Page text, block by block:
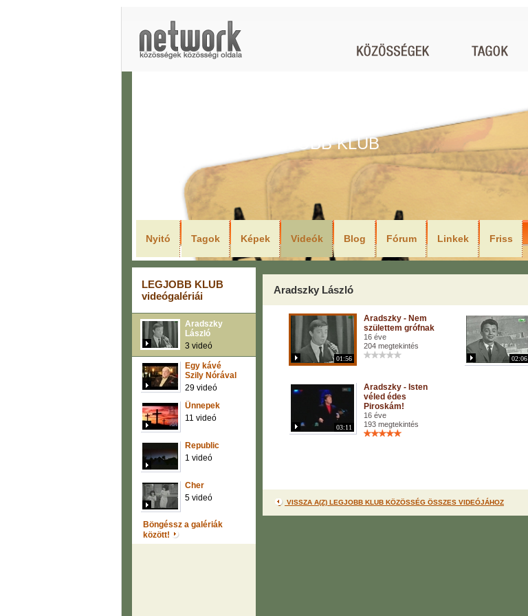
LEGJOBB KLUB
Nyitó Tagok Képek Videók Blog Fórum Linkek Friss
LEGJOBB KLUB
videógalériái
Aradszky
László
3 videó
Egy kávé
Szily Nórával
29 videó
Ünnepek
11 videó
Republic
1 videó
Cher
5 videó
Böngéssz a galériák
között!
Aradszky László
01:56
Aradszky - Nem
születtem grófnak
16 éve
204 megtekintés
02:06
03:11
Aradszky - Isten
véled édes
Piroskám!
16 éve
193 megtekintés
VISSZA A(Z) LEGJOBB KLUB KÖZÖSSÉG ÖSSZES VIDEÓJÁHOZ